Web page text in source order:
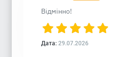
Відмінно!
Дата: 29.07.2026